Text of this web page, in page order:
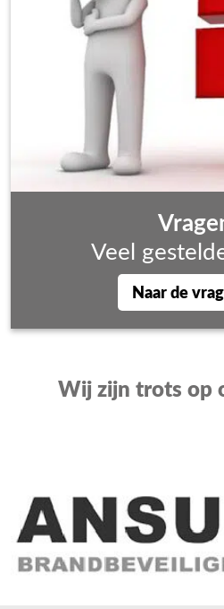
Veel
Naar de
Wij zijn trots op